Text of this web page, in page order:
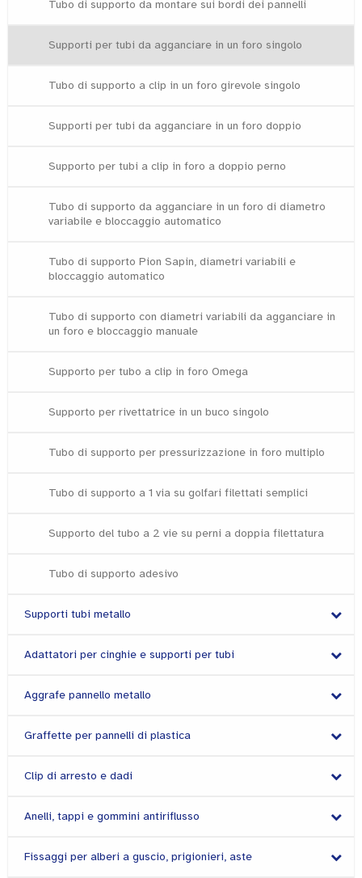
Tubo di supporto da montare sui bordi dei pannelli
Supporti per tubi da agganciare in un foro singolo
Tubo di supporto a clip in un foro girevole singolo
Supporti per tubi da agganciare in un foro doppio
Supporto per tubi a clip in foro a doppio perno
Tubo di supporto da agganciare in un foro di diametro
variabile e bloccaggio automatico
Tubo di supporto Pion Sapin, diametri variabili e
bloccaggio automatico
Tubo di supporto con diametri variabili da agganciare in
un foro e bloccaggio manuale
Supporto per tubo a clip in foro Omega
Supporto per rivettatrice in un buco singolo
Tubo di supporto per pressurizzazione in foro multiplo
Tubo di supporto a 1 via su golfari filettati semplici
Supporto del tubo a 2 vie su perni a doppia filettatura
Tubo di supporto adesivo
Supporti tubi metallo
Adattatori per cinghie e supporti per tubi
Aggrafe pannello metallo
Graffette per pannelli di plastica
Clip di arresto e dadi
Anelli, tappi e gommini antiriflusso
Fissaggi per alberi a guscio, prigionieri, aste